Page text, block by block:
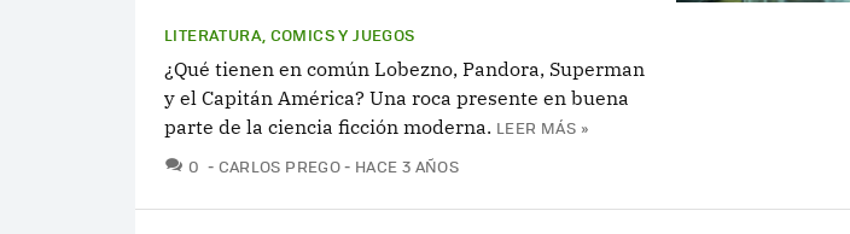
LITERATURA, COMICS Y JUEGOS
¿Qué tienen en común Lobezno, Pandora, Superman
y el Capitán América? Una roca presente en buena
parte de la ciencia ficción moderna. LEER MÁS »
0 COMENTARIOS
CARLOS PREGO HACE 3 AÑOS